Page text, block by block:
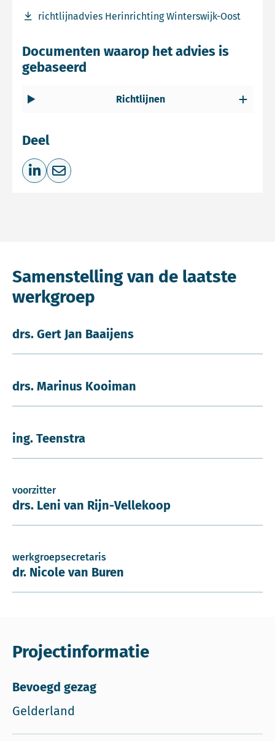
richtlijnadvies Herinrichting Winterswijk-Oost
Download bestand richtlijnadvies Herinrichting
Documenten waarop het advies is
gebaseerd
Richtlijnen
Deel
Deel op LinkedIn
Deel via e-mail
Samenstelling van de laatste
werkgroep
drs. Gert Jan Baaijens
drs. Marinus Kooiman
ing. Teenstra
voorzitter
drs. Leni van Rijn-Vellekoop
werkgroepsecretaris
dr. Nicole van Buren
Projectinformatie
Bevoegd gezag
Gelderland